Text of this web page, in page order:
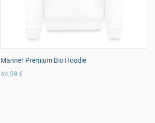
Männer Premium Bio Hoodie
44,59 €